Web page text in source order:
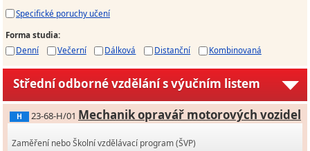
Specifické poruchy učení
Forma studia:
Denní
Večerní Dálková Distanční Kombinovaná
Střední odborné vzdělání s výučním listem
H 23-68-H/01 Mechanik opravář motorových vozidel
Zaměření nebo Školní vzdělávací program (ŠVP)